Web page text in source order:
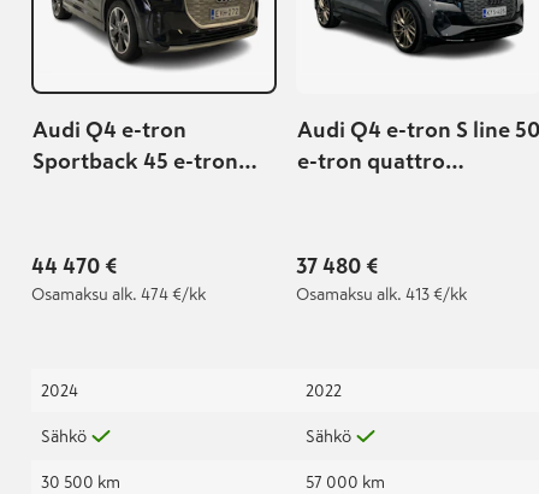
Audi Q4 e-tron
Sportback 45 e-tron
8.12.2026 saakka |
44 470 €
Osamaksu alk. 474 €/kk
2024
Sähkö
30 500 km
Audi Q4 e-tron S line 50
e-tron quattro
37 480 €
Osamaksu alk. 413 €/kk
2022
Sähkö
57 000 km